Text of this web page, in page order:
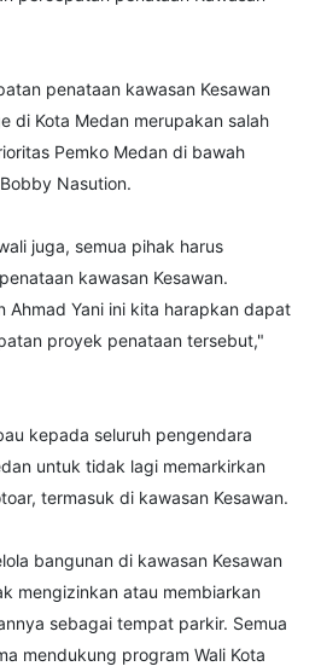
penataan kawasan Kesawan
di Kota Medan merupakan salah
Pemko Medan di bawah
Nasution.
juga, semua pihak harus
kawasan Kesawan.
Ahmad Yani ini kita harapkan dapat
proyek penataan tersebut,"
kepada seluruh pengendara
untuk tidak lagi memarkirkan
termasuk di kawasan Kesawan.
bangunan di kawasan Kesawan
mengizinkan atau membiarkan
sebagai tempat parkir. Semua
mendukung program Wali Kota